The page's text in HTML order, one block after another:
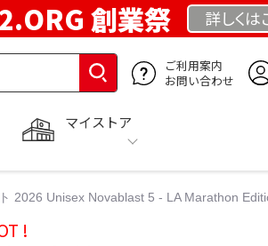
創業祭 詳しくは
ご利用案内
お問い合わせ
マイストア
2026 Unisex Novablast 5 - LA Marathon
!